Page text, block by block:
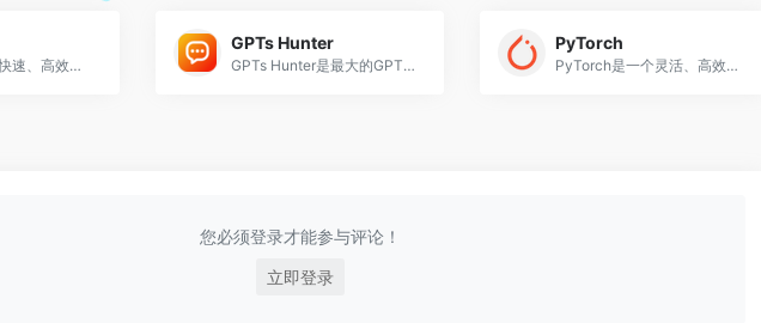
Lepton AI提供快速、高效的云原生AI引擎，革新AI推理和训练体验
GPTs Hunter
GPTs Hunter是最大的GPT目录，助您轻松发现和分享自定义GPT
PyTorch
PyTorch是一个灵活、高效的开源深度学习框架，支持多种应用场景
您必须登录才能参与评论！
立即登录